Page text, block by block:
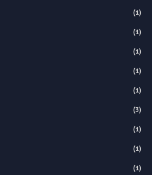
(1)
(1)
(1)
(1)
(1)
(3)
(1)
(1)
(1)